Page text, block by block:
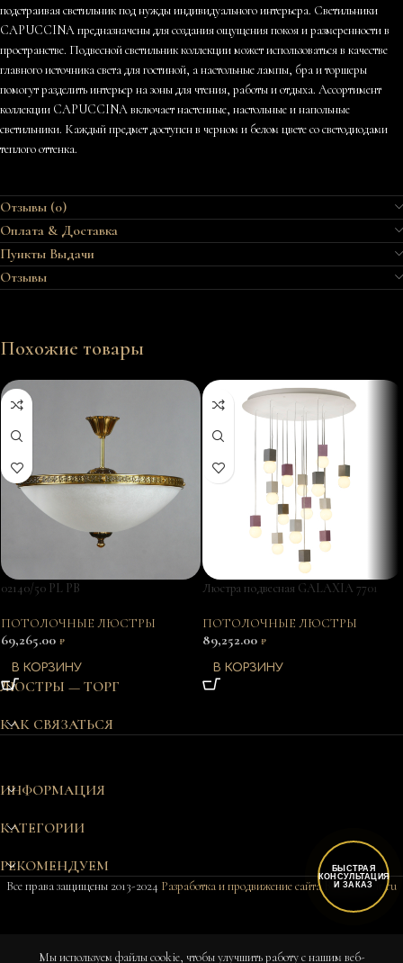
подстраивая светильник под нужды индивидуального интерьера. Светильники
CAPUCCINA предназначены для создания ощущения покоя и размеренности в
пространстве. Подвесной светильник коллекции может использоваться в качестве
главного источника света для гостиной, а настольные лампы, бра и торшеры
помогут разделить интерьер на зоны для чтения, работы и отдыха. Ассортимент
коллекции CAPUCCINA включает настенные, настольные и напольные
светильники. Каждый предмет доступен в черном и белом цвете со светодиодами
теплого оттенка.
Отзывы (0)
Оплата & Доставка
Пункты Выдачи
Отзывы
Похожие товары
02140/50 PL PB
ПОТОЛОЧНЫЕ ЛЮСТРЫ
69,265.00 ₽
В КОРЗИНУ
Люстра подвесная GALAXIA 7701
ПОТОЛОЧНЫЕ ЛЮСТРЫ
89,252.00 ₽
В КОРЗИНУ
ЛЮСТРЫ — ТОРГ
КАК СВЯЗАТЬСЯ
ИНФОРМАЦИЯ
КАТЕГОРИИ
РЕКОМЕНДУЕМ
Все права защищены 2013-2024 Разработка и продвижение сайта Bukovkin-it.ru
Мы используем файлы cookie, чтобы улучшить работу с нашим веб-
БЫСТРАЯ
КОНСУЛЬТАЦИЯ
И ЗАКАЗ